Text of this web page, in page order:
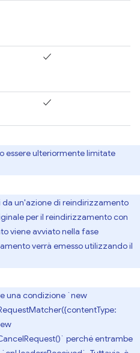
✓
✓
essere ulteriormente limitate
un'azione di reindirizzamento
per il reindirizzamento con
viene avviato nella fase
verrà emesso utilizzando il
una condizione `new
perché entrambe